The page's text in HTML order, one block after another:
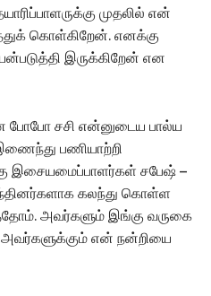
முதலில் என்
கொள்கிறேன். எனக்கு
இருக்கிறேன் என
போபோ சசி என்னுடைய பால்ய
பணியாற்றி
இசையமைப்பாளர்கள் சபேஷ் –
கலந்து கொள்ள
அவர்களும் இங்கு வருகை
அவர்களுக்கும் என் நன்றியை